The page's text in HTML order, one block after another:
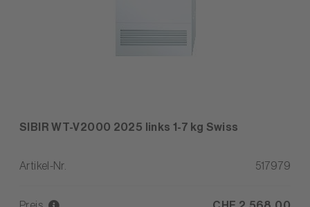
SIBIR WT-V2000 2025 links 1-7 kg Swiss
Artikel-Nr. 517979